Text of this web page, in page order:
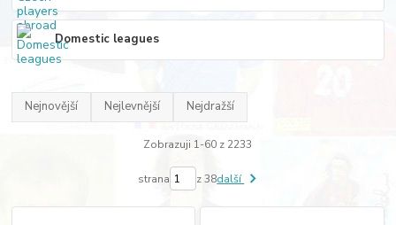
Domestic leagues
Nejnovější Nejlevnější Nejdražší
Zobrazuji 1-60 z 2233
strana z 38další